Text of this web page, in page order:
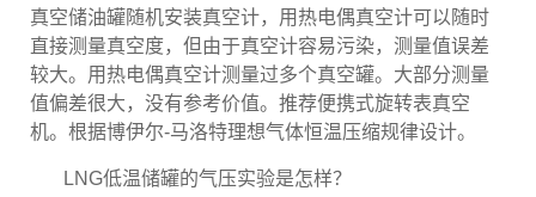
真空储油罐随机安装真空计，用热电偶真空计可以随时
直接测量真空度，但由于真空计容易污染，测量值误差
较大。用热电偶真空计测量过多个真空罐。大部分测量
值偏差很大，没有参考价值。推荐便携式旋转表真空
机。根据博伊尔-马洛特理想气体恒温压缩规律设计。
LNG低温储罐的气压实验是怎样？